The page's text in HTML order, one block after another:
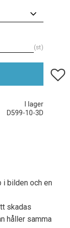
st
Lägg
I lager
D599-10-3D
i bilden och en
skadas
håller samma